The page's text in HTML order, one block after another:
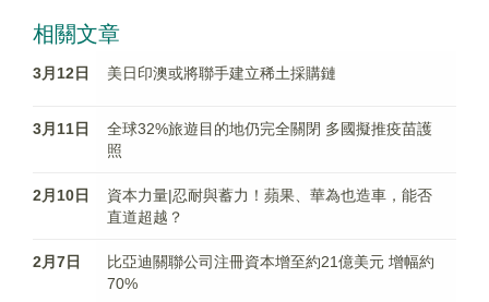
相關文章
3月12日 美日印澳或將聯手建立稀土採購鏈
3月11日
全球32%旅遊目的地仍完全關閉 多國擬推疫苗護
照
2月10日
資本力量|忍耐與蓄力！蘋果、華為也造車，能否
直道超越？
2月7日
比亞迪關聯公司注冊資本增至約21億美元 增幅約
70%